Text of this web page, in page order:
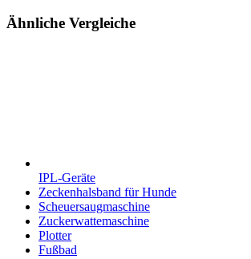
Ähnliche Vergleiche
IPL-Geräte
Zeckenhalsband für Hunde
Scheuersaugmaschine
Zuckerwattemaschine
Plotter
Fußbad